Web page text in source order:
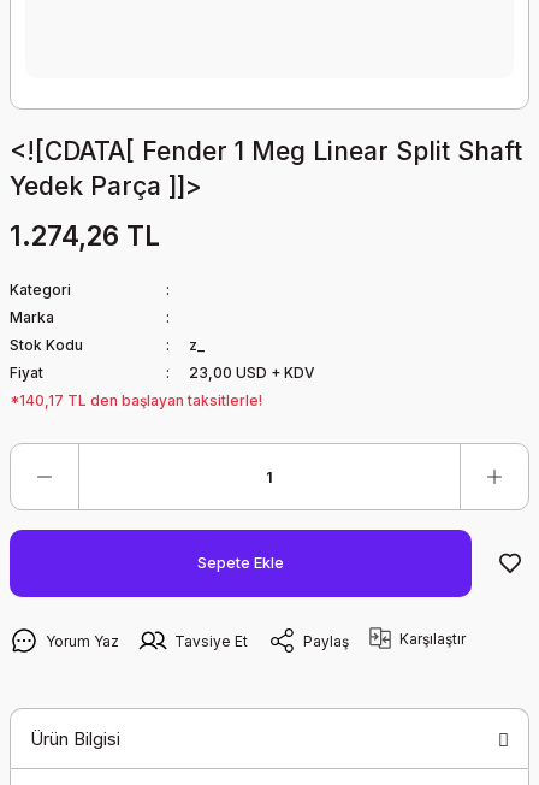
<![CDATA[ Fender 1 Meg Linear Split Shaft
Yedek Parça ]]>
1.274,26 TL
Kategori
Marka
Stok Kodu
z_
Fiyat
23,00 USD + KDV
*140,17 TL den başlayan taksitlerle!
Sepete Ekle
Yorum Yaz Tavsiye Et Paylaş Karşılaştır
Ürün Bilgisi